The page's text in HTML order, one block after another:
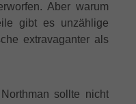
Aber warum
gibt es unzählige
extravaganter als
sollte nicht